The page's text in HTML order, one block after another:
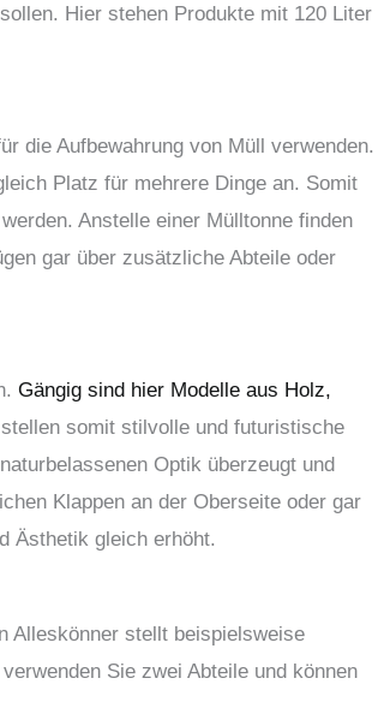
Hier stehen Produkte mit 120 Liter
die Aufbewahrung von Müll verwenden.
Platz für mehrere Dinge an. Somit
Anstelle einer Mülltonne finden
gar über zusätzliche Abteile oder
Gängig sind hier Modelle aus Holz,
somit stilvolle und futuristische
Optik überzeugt und
Klappen an der Oberseite oder gar
Ästhetik gleich erhöht.
Alleskönner stellt beispielsweise
Sie zwei Abteile und können